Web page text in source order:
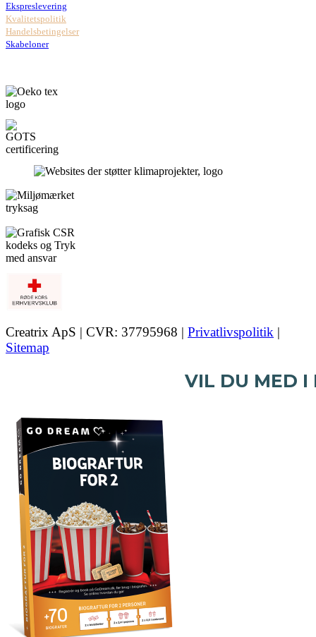
Ekspreslevering
Kvalitetspolitik
Handelsbetingelser
Skabeloner
Creatrix ApS | CVR: 37795968 | Privatlivspolitik |
Sitemap
VIL DU MED I